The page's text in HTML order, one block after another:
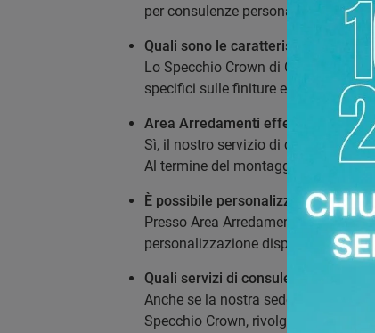
per consulenze personalizzate.
Quali sono le caratteristiche di
Lo Specchio Crown di Capodarte
specifici sulle finiture e l'estetica, ti
Area Arredamenti effettua la
Sì, il nostro servizio di consegna e
Al termine del montaggio, ci
È possibile personalizzare lo
Presso Area Arredamenti puoi
personalizzazione disponibili per lo
Quali servizi di consulenza offre
Anche se la nostra sede è a Torino,
Specchio Crown, rivolgendosi